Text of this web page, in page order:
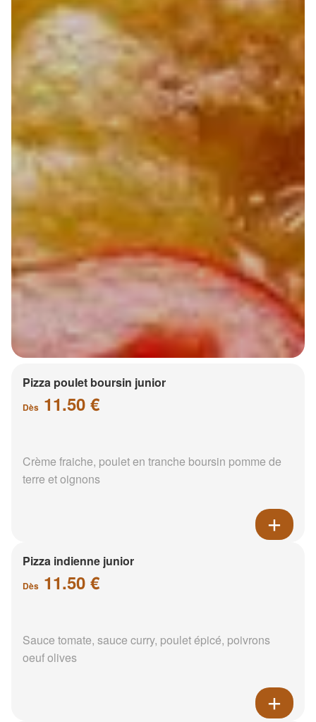
Pizza poulet boursin junior
Dès 11.50 €
Crème fraiche, poulet en tranche boursin pomme de
terre et oignons
Pizza indienne junior
Dès 11.50 €
Sauce tomate, sauce curry, poulet épicé, poivrons
oeuf olives